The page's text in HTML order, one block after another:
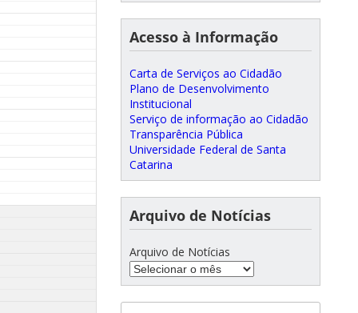
Acesso à Informação
Carta de Serviços ao Cidadão
Plano de Desenvolvimento
Institucional
Serviço de informação ao Cidadão
Transparência Pública
Universidade Federal de Santa
Catarina
Arquivo de Notícias
Arquivo de Notícias